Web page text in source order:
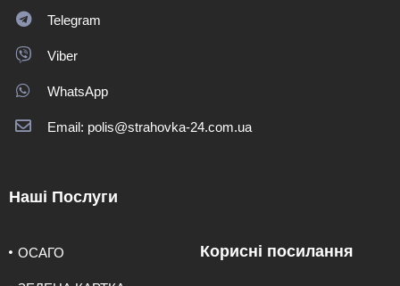
Telegram
Viber
WhatsApp
Email: polis@strahovka-24.com.ua
Наші Послуги
ОСАГО Корисні посилання